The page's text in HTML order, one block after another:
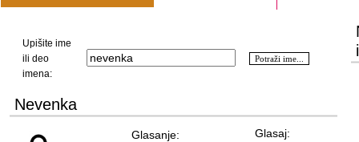
Upišite ime
ili deo
imena:
Nevenka
Glasanje: Glasaj: